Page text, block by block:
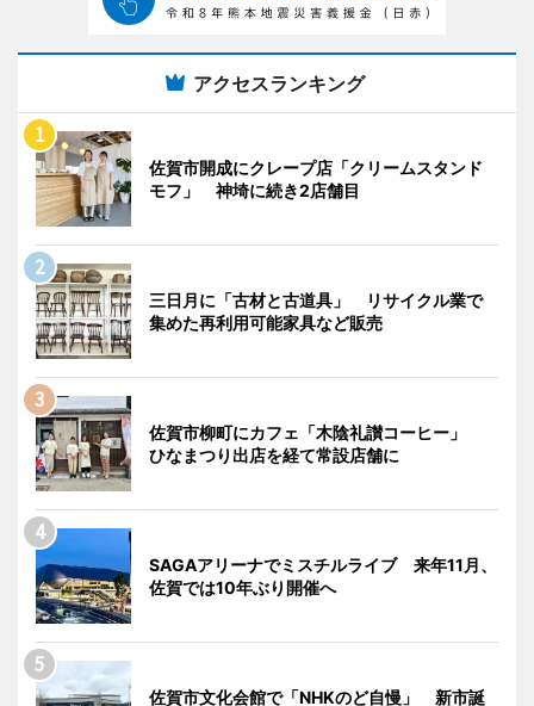
アクセスランキング
佐賀市開成にクレープ店「クリームスタンド
モフ」 神埼に続き2店舗目
三日月に「古材と古道具」 リサイクル業で
集めた再利用可能家具など販売
佐賀市柳町にカフェ「木陰礼讃コーヒー」
ひなまつり出店を経て常設店舗に
SAGAアリーナでミスチルライブ 来年11月、
佐賀では10年ぶり開催へ
佐賀市文化会館で「NHKのど自慢」 新市誕